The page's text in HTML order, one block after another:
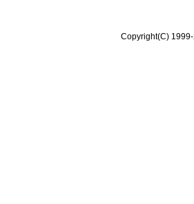
Copyright(C)